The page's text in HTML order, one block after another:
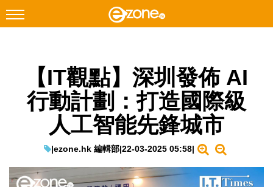
Facebook Instagram
科技焦點
遊戲動漫
教學評測
【IT觀點】深圳發佈 AI
行動計劃：打造國際級
人工智能先鋒城市
|ezone.hk 編輯部|22-03-2025 05:58|